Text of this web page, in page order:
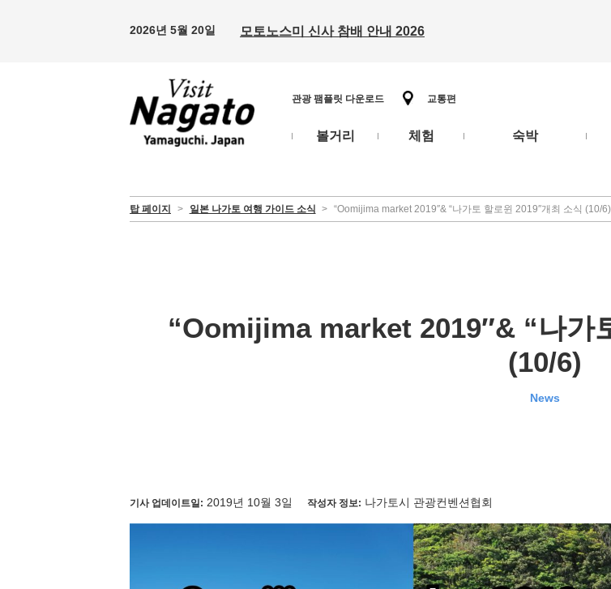
2026년 5월 20일 모토노스미 신사 참배 안내 2026
관광 팸플릿 다운로드 교통편
볼거리 체험 숙박
탑 페이지 > 일본 나가토 여행 가이드 소식 > “Oomijima market 2019″& “나가토 할로윈 2019″개최 소식 (10/6)
“Oomijima market 2019″& “나가
(10/6)
News
기사 업데이트일: 2019년 10월 3일 작성자 정보: 나가토시 관광컨벤션협회